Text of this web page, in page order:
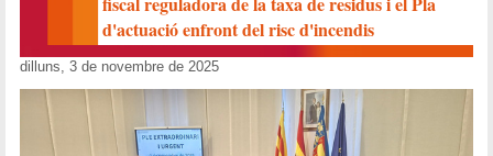
d'actuació enfront del risc d'incendis
dilluns, 3 de novembre de 2025